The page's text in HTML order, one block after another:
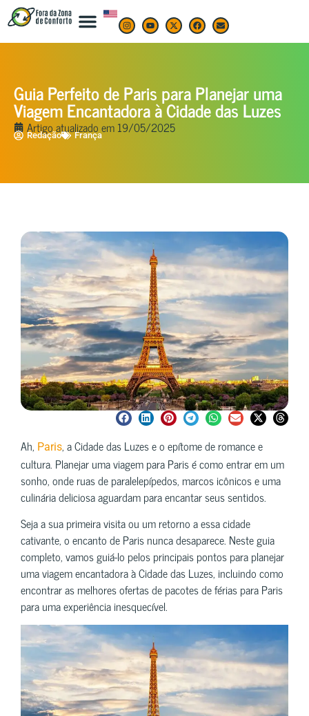
Guia Perfeito de Paris para Planejar uma
Viagem Encantadora à Cidade das Luzes
Artigo atualizado em19/05/2025
Redação França
Ah, Paris, a Cidade das Luzes e o epítome de romance e
cultura. Planejar uma viagem para Paris é como entrar em um
sonho, onde ruas de paralelepípedos, marcos icônicos e uma
culinária deliciosa aguardam para encantar seus sentidos.
Seja a sua primeira visita ou um retorno a essa cidade
cativante, o encanto de Paris nunca desaparece. Neste guia
completo, vamos guiá-lo pelos principais pontos para planejar
uma viagem encantadora à Cidade das Luzes, incluindo como
encontrar as melhores ofertas de pacotes de férias para Paris
para uma experiência inesquecível.